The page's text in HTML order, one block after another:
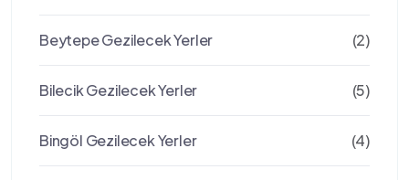
Beytepe Gezilecek Yerler (2)
Bilecik Gezilecek Yerler (5)
Bingöl Gezilecek Yerler (4)